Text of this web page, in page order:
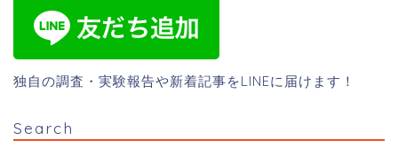
独自の調査・実験報告や新着記事をLINEに届けます！
Search